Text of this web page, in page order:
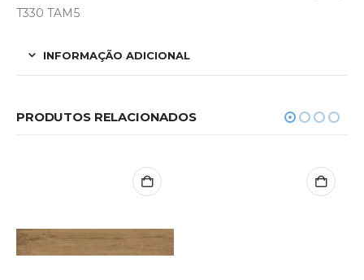
T330 TAM5
INFORMAÇÃO ADICIONAL
PRODUTOS RELACIONADOS